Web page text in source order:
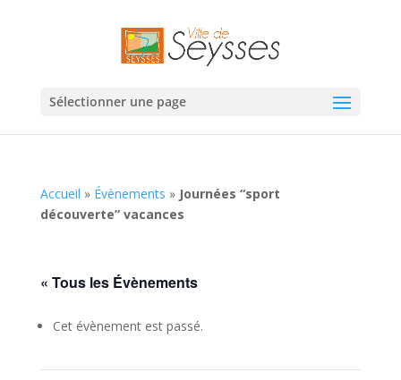
Sélectionner une page
Accueil » Évènements » Journées “sport
découverte” vacances
« Tous les Évènements
Cet évènement est passé.